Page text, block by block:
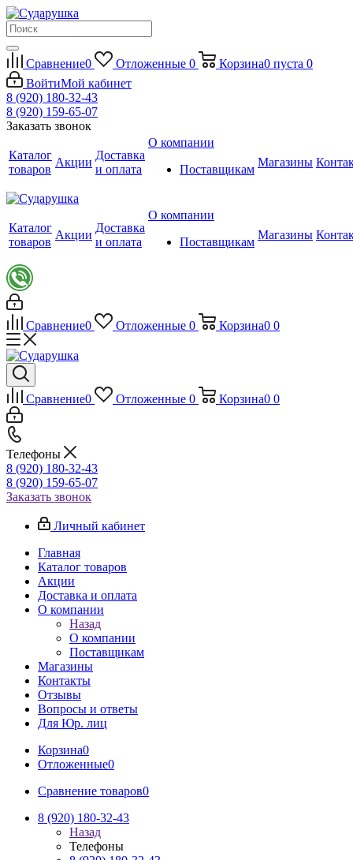
Сравнение0 Отложенные 0 Корзина0 пуста 0
ВойтиМой кабинет
8 (920) 180-32-43
8 (920) 159-65-07
Заказать звонок
Каталог
товаров
Акции
Доставка
и оплата
О компании
Поставщикам
Магазины
Каталог
товаров
Акции
Доставка
и оплата
О компании
Поставщикам
Магазины
Сравнение0 Отложенные 0 Корзина0 0
Сравнение0 Отложенные 0 Корзина0 0
Телефоны
8 (920) 180-32-43
8 (920) 159-65-07
Заказать звонок
Личный кабинет
Главная
Каталог товаров
Акции
Доставка и оплата
О компании
Назад
О компании
Поставщикам
Магазины
Контакты
Отзывы
Вопросы и ответы
Для Юр. лиц
Корзина0
Отложенные0
Сравнение товаров0
8 (920) 180-32-43
Назад
Телефоны